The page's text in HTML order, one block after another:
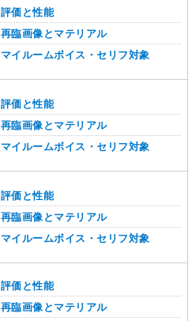
評価と性能
再臨画像とマテリアル
マイルームボイス・セリフ対象
評価と性能
再臨画像とマテリアル
マイルームボイス・セリフ対象
評価と性能
再臨画像とマテリアル
マイルームボイス・セリフ対象
評価と性能
再臨画像とマテリアル